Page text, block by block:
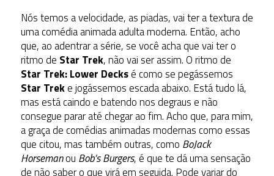
Nós temos a velocidade, as piadas, vai ter a textura de
uma comédia animada adulta moderna. Então, acho
que, ao adentrar a série, se você acha que vai ter o
ritmo de Star Trek, não vai ser assim. O ritmo de
Star Trek: Lower Decksé como se pegássemos
Star Treke jogássemos escada abaixo. Está tudo lá,
mas está caindo e batendo nos degraus e não
consegue parar até chegar ao fim. Acho que, para mim,
a graça de comédias animadas modernas como essas
que citou, mas também outras, como BoJack
Horsemanou Bob’s Burgers, é que te dá uma sensação
de não saber o que virá em seguida. Pode variar do